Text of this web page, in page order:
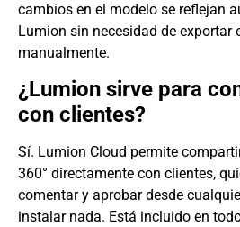
cambios en el modelo se reflejan
Lumion sin necesidad de exportar
manualmente.
¿Lumion sirve para
con clientes?
Sí. Lumion Cloud permite
360° directamente con clientes,
comentar y aprobar desde
instalar nada. Está incluido en